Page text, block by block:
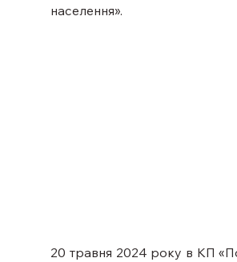
населення».
20 травня 2024 року в КП